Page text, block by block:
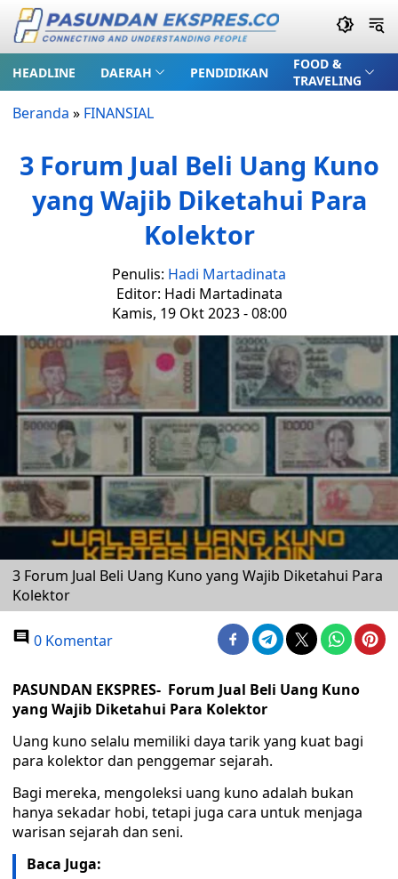
HEADLINE DAERAH PENDIDIKAN
FOOD &
TRAVELING
Beranda » FINANSIAL
3 Forum Jual Beli Uang Kuno
yang Wajib Diketahui Para
Kolektor
Penulis: Hadi Martadinata
Editor: Hadi Martadinata
Kamis, 19 Okt 2023 - 08:00
3 Forum Jual Beli Uang Kuno yang Wajib Diketahui Para
Kolektor
0 Komentar
PASUNDAN EKSPRES- Forum Jual Beli Uang Kuno
yang Wajib Diketahui Para Kolektor
Uang kuno selalu memiliki daya tarik yang kuat bagi
para kolektor dan penggemar sejarah.
Bagi mereka, mengoleksi uang kuno adalah bukan
hanya sekadar hobi, tetapi juga cara untuk menjaga
warisan sejarah dan seni.
Baca Juga: